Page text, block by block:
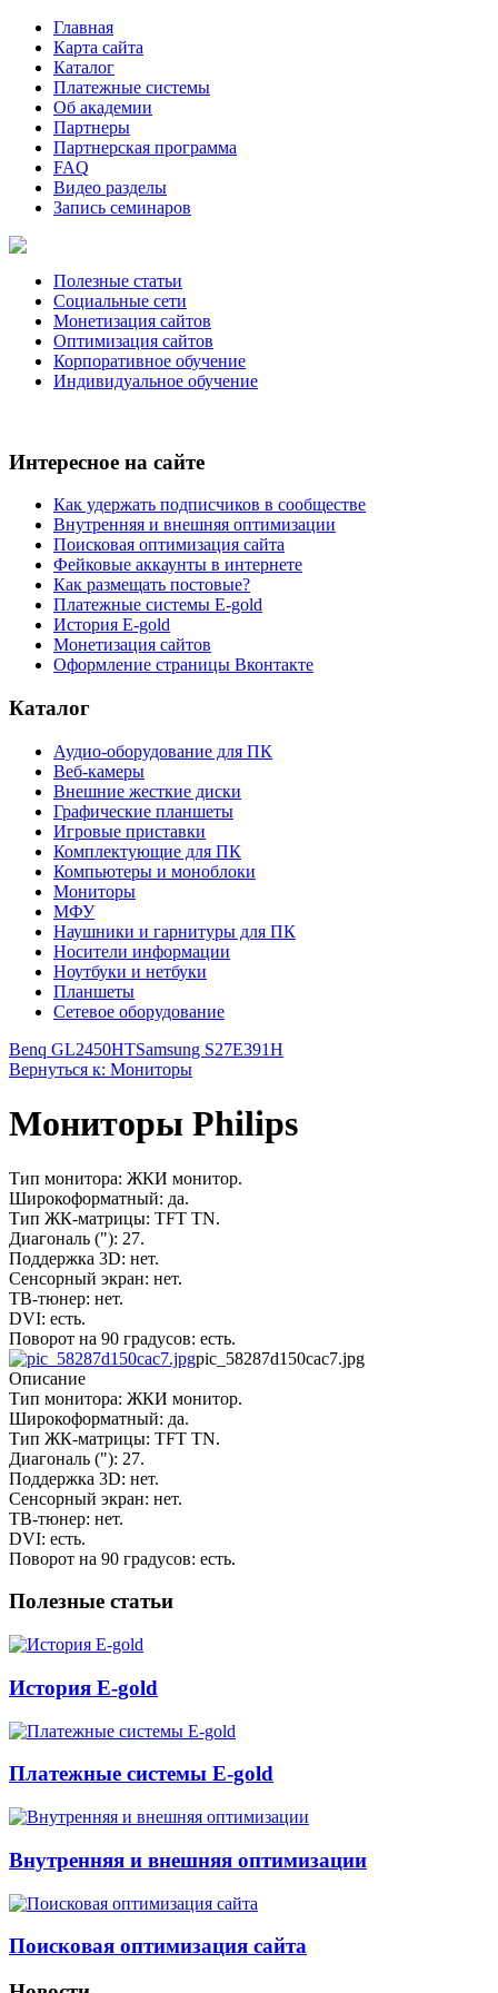
Главная
Карта сайта
Каталог
Платежные системы
Об академии
Партнеры
Партнерская программа
FAQ
Видео разделы
Запись семинаров
Полезные статьи
Социальные сети
Монетизация сайтов
Оптимизация сайтов
Корпоративное обучение
Индивидуальное обучение
Интересное на сайте
Как удержать подписчиков в сообществе
Внутренняя и внешняя оптимизации
Поисковая оптимизация сайта
Фейковые аккаунты в интернете
Как размещать постовые?
Платежные системы E-gold
История E-gold
Монетизация сайтов
Оформление страницы Вконтакте
Каталог
Аудио-оборудование для ПК
Веб-камеры
Внешние жесткие диски
Графические планшеты
Игровые приставки
Комплектующие для ПК
Компьютеры и моноблоки
Мониторы
МФУ
Наушники и гарнитуры для ПК
Носители информации
Ноутбуки и нетбуки
Планшеты
Сетевое оборудование
Benq GL2450HTSamsung S27E391H
Вернуться к: Мониторы
Мониторы Philips
Тип монитора: ЖКИ монитор.
Широкоформатный: да.
Тип ЖК-матрицы: TFT TN.
Диагональ ("): 27.
Поддержка 3D: нет.
Сенсорный экран: нет.
ТВ-тюнер: нет.
DVI: есть.
Поворот на 90 градусов: есть.
pic_58287d150cac7.jpg
Описание
Тип монитора: ЖКИ монитор.
Широкоформатный: да.
Тип ЖК-матрицы: TFT TN.
Диагональ ("): 27.
Поддержка 3D: нет.
Сенсорный экран: нет.
ТВ-тюнер: нет.
DVI: есть.
Поворот на 90 градусов: есть.
Полезные статьи
История E-gold
Платежные системы E-gold
Внутренняя и внешняя оптимизации
Поисковая оптимизация сайта